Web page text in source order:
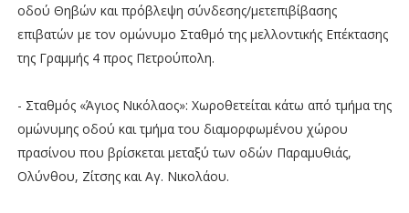
οδού Θηβών και πρόβλεψη σύνδεσης/μετεπιβίβασης
επιβατών με τον ομώνυμο Σταθμό της μελλοντικής Επέκτασης
της Γραμμής 4 προς Πετρούπολη.
- Σταθμός «Άγιος Νικόλαος»: Χωροθετείται κάτω από τμήμα της
ομώνυμης οδού και τμήμα του διαμορφωμένου χώρου
πρασίνου που βρίσκεται μεταξύ των οδών Παραμυθιάς,
Ολύνθου, Ζίτσης και Αγ. Νικολάου.